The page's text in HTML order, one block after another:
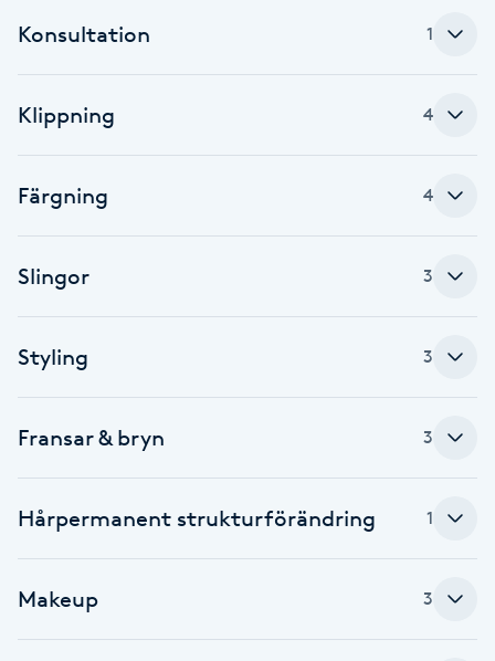
Blowout
Brynformning
Brynfärgning
C
Celluliter
Color correction
Konsultation 1
Klippning 4
Färgning 4
Slingor 3
Styling 3
Fransar & bryn 3
Hårpermanent strukturförändring 1
Makeup 3